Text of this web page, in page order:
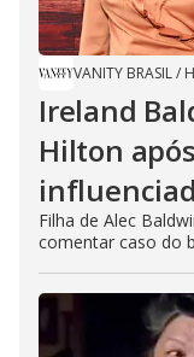
VANITY BRASIL/
Ireland
Hilton
Filha de Alec
comentar caso do